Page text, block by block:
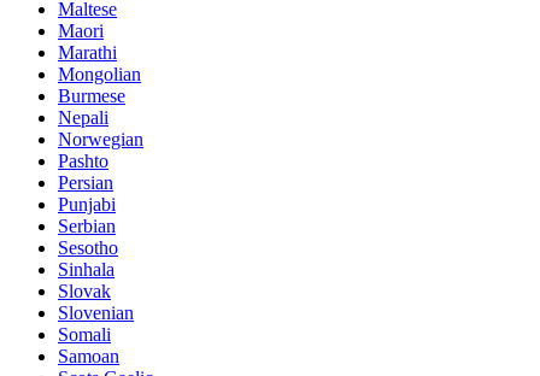
Maltese
Maori
Marathi
Mongolian
Burmese
Nepali
Norwegian
Pashto
Persian
Punjabi
Serbian
Sesotho
Sinhala
Slovak
Slovenian
Somali
Samoan